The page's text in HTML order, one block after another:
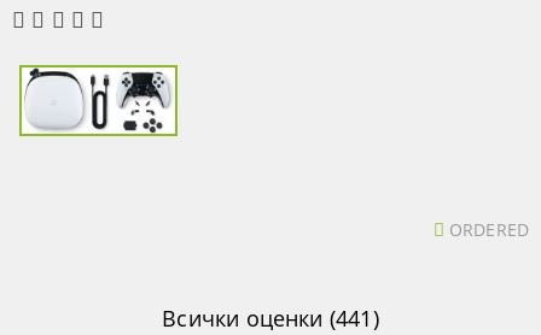
ORDERED
Всички оценки (441)